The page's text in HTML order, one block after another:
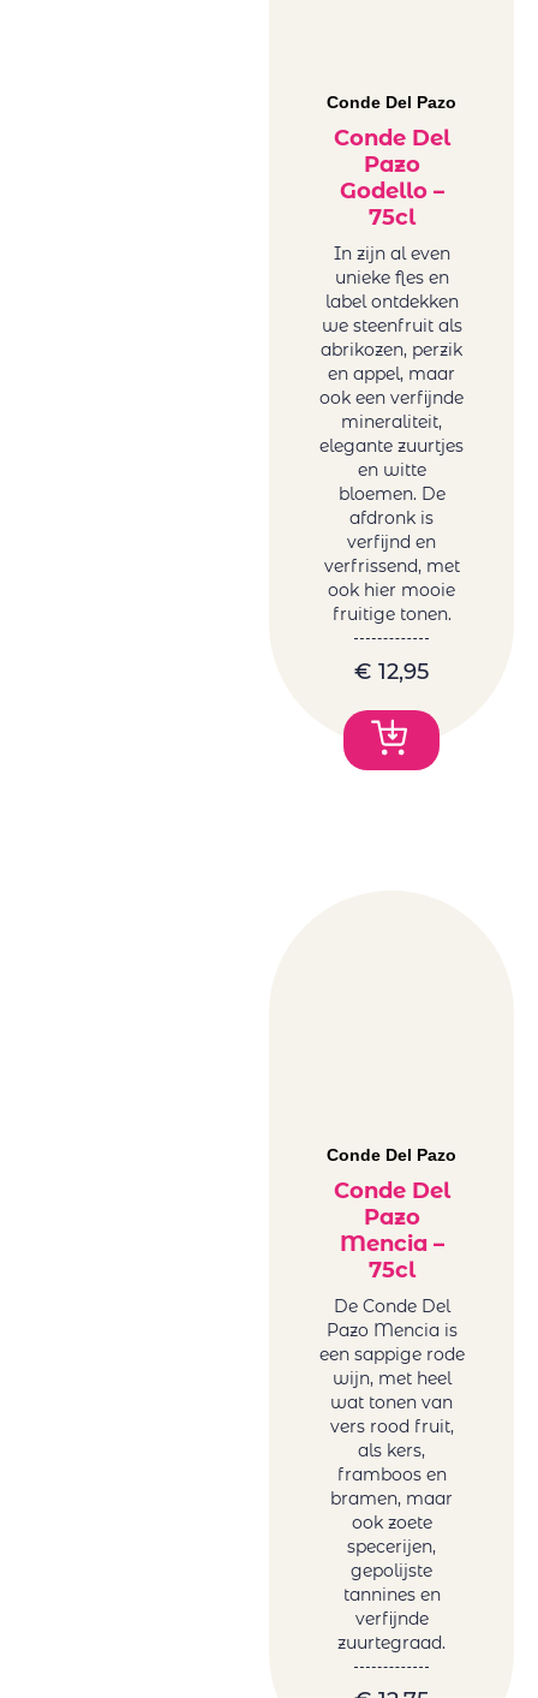
Conde Del Pazo
Conde Del
Pazo
Godello –
75cl
In zijn al even
unieke fles en
label ontdekken
we steenfruit als
abrikozen, perzik
en appel, maar
ook een verfijnde
mineraliteit,
elegante zuurtjes
en witte
bloemen. De
afdronk is
verfijnd en
verfrissend, met
ook hier mooie
fruitige tonen.
€ 12,95
Conde Del Pazo
Conde Del
Pazo
Mencia –
75cl
De Conde Del
Pazo Mencia is
een sappige rode
wijn, met heel
wat tonen van
vers rood fruit,
als kers,
framboos en
bramen, maar
ook zoete
specerijen,
gepolijste
tannines en
verfijnde
zuurtegraad.